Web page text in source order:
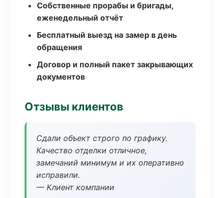
Собственные прорабы и бригады,
еженедельный отчёт
Бесплатный выезд на замер в день
обращения
Договор и полный пакет закрывающих
документов
Отзывы клиентов
Сдали объект строго по графику.
Качество отделки отличное,
замечаний минимум и их оперативно
исправили.
— Клиент компании